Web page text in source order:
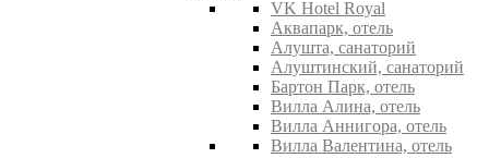
VK Hotel Royal
Аквапарк, отель
Алушта, санаторий
Алуштинский, санаторий
Бартон Парк, отель
Вилла Алина, отель
Вилла Аннигора, отель
Вилла Валентина, отель